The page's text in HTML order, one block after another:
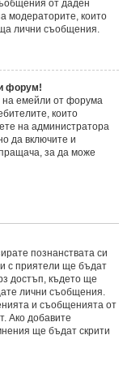
от даден
модераторите, които
лични съобщения.
форум!
емейли от форума
които
на администратора
да включите и
за да може
познанствата си
с приятели ще бъдат
достъп, където ще
лични съобщения.
и съобщенията от
Ако добавите
ще бъдат скрити